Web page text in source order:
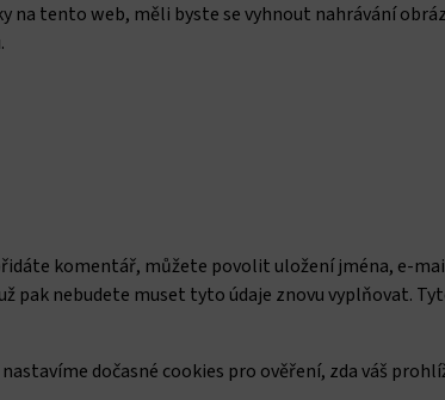
na tento web, měli byste se vyhnout nahrávání
komentář, můžete povolit uložení jména, e-
pak nebudete muset tyto údaje znovu vyplňovat.
dočasné cookies pro ověření, zda váš